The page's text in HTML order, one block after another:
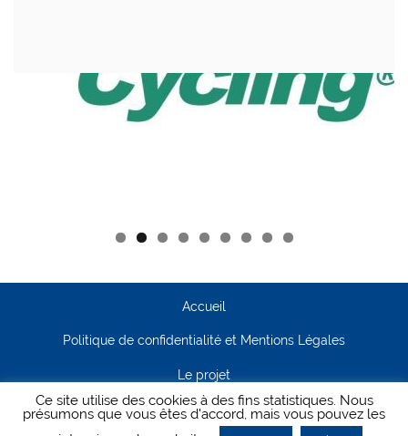
Accueil
Politique de confidentialité et Mentions Légales
Le projet
Contact
Ce site utilise des cookies à des fins statistiques. Nous
présumons que vous êtes d'accord, mais vous pouvez les